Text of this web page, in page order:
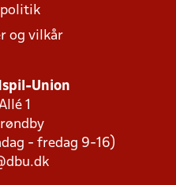
og vilkår
Union
1
- fredag 9-16)